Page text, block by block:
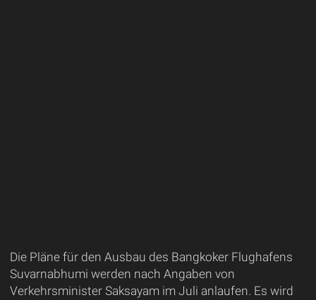
Die Pläne für den Ausbau des Bangkoker Flughafens
Suvarnabhumi werden nach Angaben von
Verkehrsminister Saksayam im Juli anlaufen. Es wird